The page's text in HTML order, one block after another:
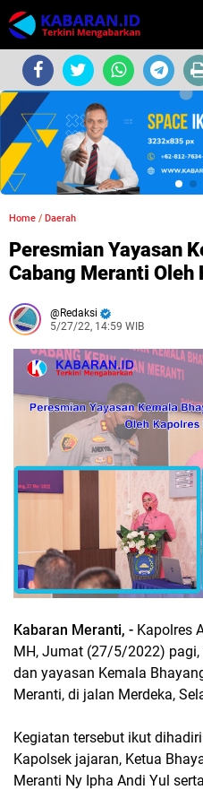
Home / Daerah
Peresmian Yayasan
Cabang Meranti Oleh
Redaksi
5/27/22, 14:59 WIB
Kabaran Meranti, - Kapolres
MH, Jumat (27/5/2022)
dan yayasan Kemala
Meranti, di jalan Merdeka,
Kegiatan tersebut ikut
Kapolsek jajaran, Ketua
Meranti Ny Ipha Andi Yul